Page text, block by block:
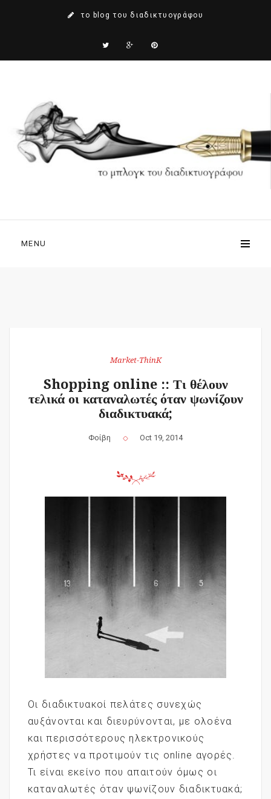
το blog του διαδικτυογράφου
MENU
Market-ThinK
Shopping online :: Τι θέλουν
τελικά οι καταναλωτές όταν ψωνίζουν
διαδικτυακά;
Φοίβη Oct 19, 2014
Οι διαδικτυακοί πελάτες συνεχώς
αυξάνονται και διευρύνονται, με ολοένα
και περισσότερους ηλεκτρονικούς
χρήστες να προτιμούν τις online αγορές.
Τι είναι εκείνο που απαιτούν όμως οι
καταναλωτές όταν ψωνίζουν διαδικτυακά;